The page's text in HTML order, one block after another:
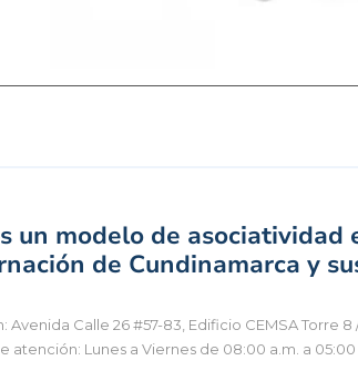
un modelo de asociatividad
de Cundinamarca y
Avenida Calle 26 #57-83, Edificio CEMSA Torre 8
atención: Lunes a Viernes de 08:00 a.m. a 05:00